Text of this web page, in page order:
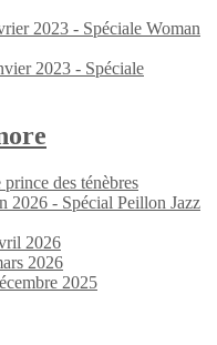
2023 - Spéciale Woman
2023 - Spéciale
des ténèbres
2026 - Spécial Peillon Jazz
2026
2026
2025